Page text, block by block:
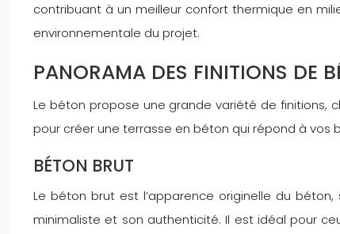
contribuant à un meilleur confort thermique en
environnementale du projet.
PANORAMA DES FINITIONS DE
Le béton propose une grande variété de finitions,
pour créer une terrasse en béton qui répond à vos
BÉTON BRUT
Le béton brut est l’apparence originelle du
minimaliste et son authenticité. Il est idéal pour